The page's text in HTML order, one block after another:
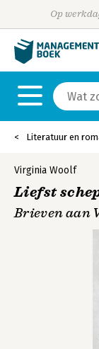
Op
Literatuur en
Virginia Woolf
Liefst
Brieven aan